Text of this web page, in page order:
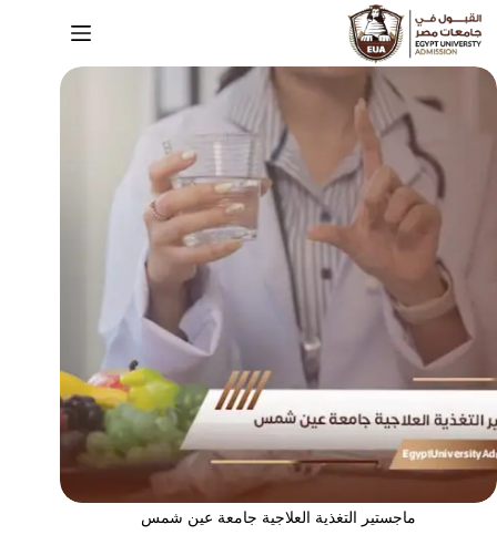
ماجستير التغذية العلاجية جامعة عين شمس